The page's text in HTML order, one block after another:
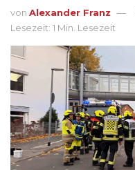
von Alexander Franz
Lesezeit: 1 Min. Lesezeit